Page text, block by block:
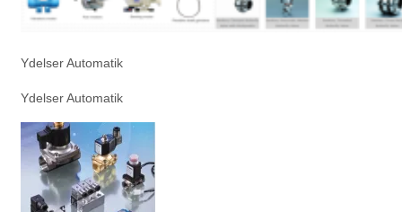
Ydelser Automatik
Ydelser Automatik